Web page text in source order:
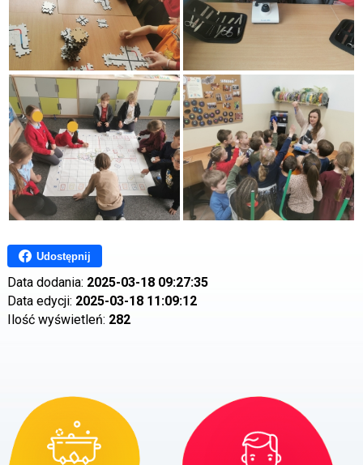
Udostępnij
Data dodania: 2025-03-18 09:27:35
Data edycji: 2025-03-18 11:09:12
Ilość wyświetleń: 282